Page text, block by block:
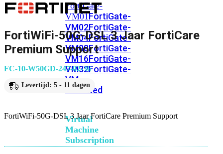
FortiGate-
VM01FortiGate-
VM02FortiGate-
VM04FortiGate-
VM08FortiGate-
VM16FortiGate-
VM32FortiGate-
VM
Unlimited
Virtual
Machine
Subscription
FortiWiFi-50G-DSL 3 Jaar FortiCare
Premium Support
FC-10-W50GD-247-02-36
Levertijd: 5 - 11 dagen
FortiWiFi-50G-DSL 3 Jaar FortiCare Premium Support